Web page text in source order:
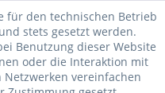
für den technischen Betrieb
stets gesetzt werden.
Benutzung dieser Website
oder die Interaktion mit
vereinfachen